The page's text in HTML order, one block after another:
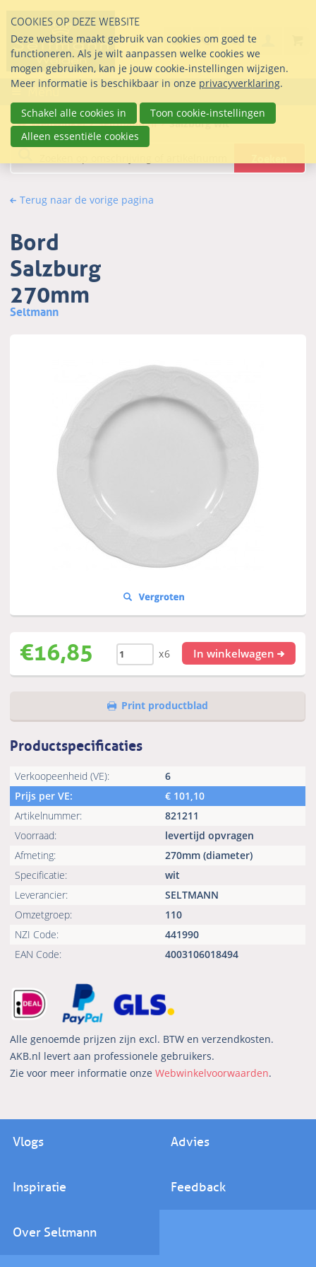
links
over
Direct
naar
inhoud
Direct
naar
het
info@seltmann-
Stel uw vraag
085 76 07 000
Search
Menu
Webwinkel Seltmann.nl Salzburg wit
Terug naar de vorige pagina
Bord
Salzburg
270mm
Seltmann
€16,85 x6 In winkelwagen
Print productblad
Productspecificaties
Verkoopeenheid (VE):
6
Prijs per VE:
€ 101,10
Artikelnummer:
821211
Voorraad:
levertijd opvragen
Afmeting:
270mm (diameter)
Specificatie:
wit
Leverancier:
SELTMANN
Omzetgroep:
110
NZI Code:
441990
EAN Code:
4003106018494
Alle genoemde prijzen zijn excl. BTW en verzendkosten.
AKB.nl levert aan professionele gebruikers.
Zie voor meer informatie onzeWebwinkelvoorwaarden.
Vlogs Advies
Inspiratie Feedback
Over Seltmann
COOKIES OP DEZE WEBSITE
Deze website maakt gebruik van cookies om goed te
functioneren. Als je wilt aanpassen welke cookies we
mogen gebruiken, kan je jouw cookie-instellingen wijzigen.
Meer informatie is beschikbaar in onze privacyverklaring.
Schakel alle cookies in
Toon cookie-instellingen
Alleen essentiële cookies